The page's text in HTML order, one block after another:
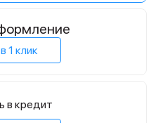
1 клик
в кредит